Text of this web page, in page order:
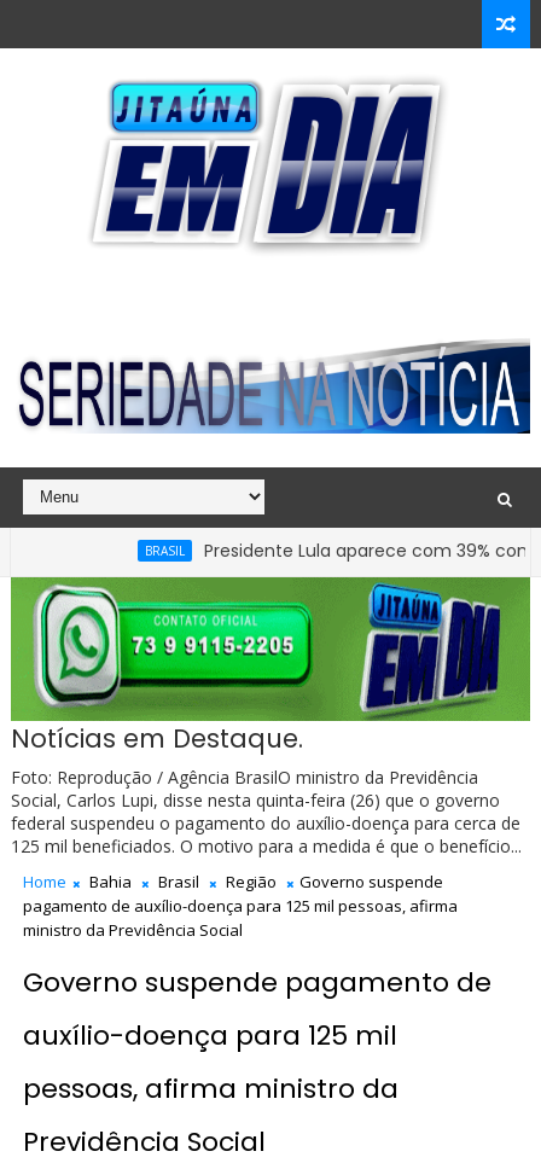
Presidente Lula aparece com 39% contra 30%
Arelano Barreira totalmente reconstruído e ampliado.
Notícias em Destaque.
Foto: Reprodução / Agência BrasilO ministro da Previdência
Social, Carlos Lupi, disse nesta quinta-feira (26) que o governo
federal suspendeu o pagamento do auxílio-doença para cerca de
125 mil beneficiados. O motivo para a medida é que o benefício...
Home Bahia Brasil Região
Governo suspende
pagamento de auxílio-doença para 125 mil pessoas, afirma
ministro da Previdência Social
Governo suspende pagamento de
auxílio-doença para 125 mil
pessoas, afirma ministro da
Previdência Social